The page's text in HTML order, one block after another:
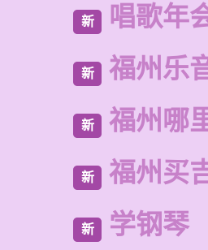
新 唱歌年
新 福州乐
新 福州哪
新 福州买
新 学钢琴